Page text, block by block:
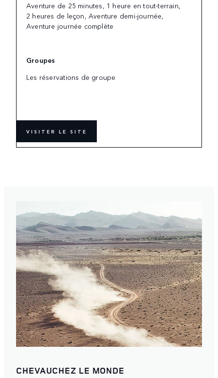
Aventure de 25 minutes, 1 heure en tout-terrain,
2 heures de leçon, Aventure demi-journée,
Aventure journée complète
Groupes
Les réservations de groupe
VISITER LE SITE
CHEVAUCHEZ LE MONDE